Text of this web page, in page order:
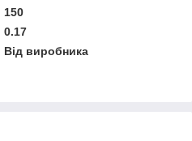
150
0.17
Від виробника